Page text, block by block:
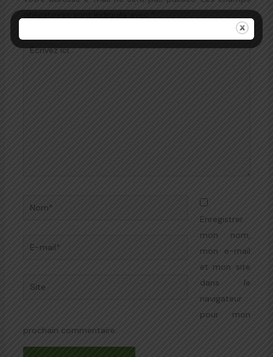
Écrivez
Nom*
E-
Site
Enregistrer
mon nom,
mon e-mail
et mon site
dans le
navigateur
pour mon
prochain commentaire.